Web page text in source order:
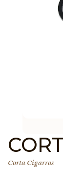
Corta Cigarros